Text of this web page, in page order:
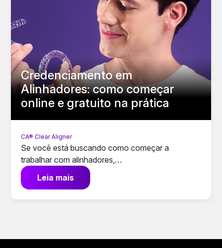
Credenciamento em
Alinhadores: como começar
online e gratuito na prática
CA® Clear Aligner
Se você está buscando como começar a
trabalhar com alinhadores,…
Leia mais